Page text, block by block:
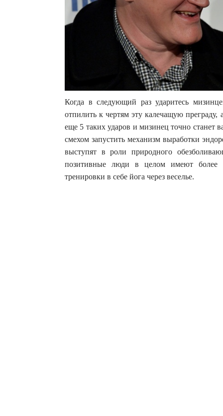
Когда в следующий раз ударитесь
отпилить к чертям эту калечащую преграду,
еще 5 таких ударов и мизинец точно
смехом запустить механизм выработки
выступят в роли природного
позитивные люди в целом имеют более
тренировки в себе йога через веселье.